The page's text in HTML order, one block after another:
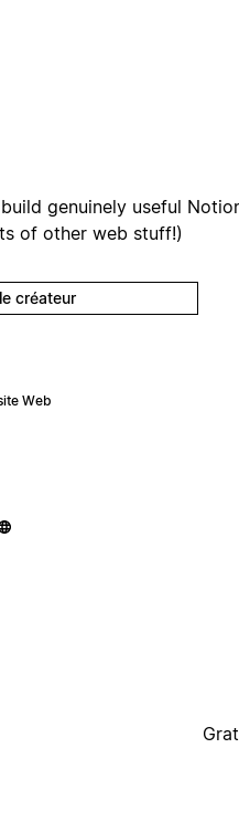
genuinely useful
of other web stuff!)
créateur
Web